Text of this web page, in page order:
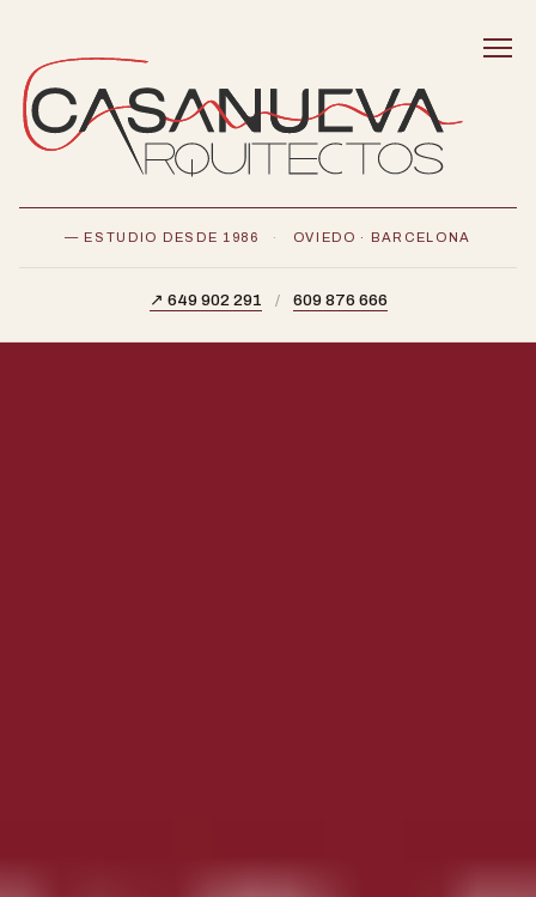
— ESTUDIO DESDE 1986 · OVIEDO · BARCELONA
↗ 649 902 291 / 609 876 666